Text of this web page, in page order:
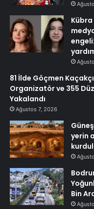
Kübra
81 İlde Göçmen
Organizatör ve 355
Yakalandı
Ağustos 7, 2026
yerin
Bin